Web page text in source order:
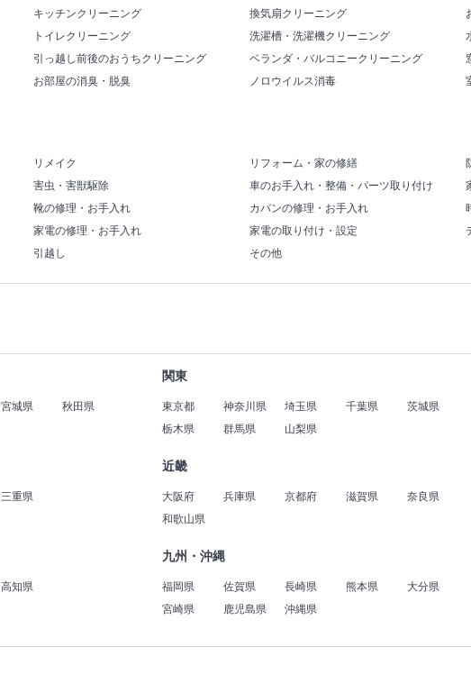
キッチンクリーニング 換気扇クリーニング
トイレクリーニング 洗濯槽・洗濯機クリーニング
引っ越し前後のおうちクリーニング ベランダ・バルコニークリーニング
お部屋の消臭・脱臭 ノロウイルス消毒
リメイク リフォーム・家の修繕
害虫・害獣駆除 車のお手入れ・整備・パーツ取り付け
靴の修理・お手入れ カバンの修理・お手入れ
家電の修理・お手入れ 家電の取り付け・設定
引越し その他
宮城県
秋田県
関東
東京都 神奈川県 埼玉県 千葉県
茨城県
栃木県
群馬県 山梨県
三重県
近畿
大阪府 兵庫県 京都府 滋賀県
奈良県
和歌山県
高知県
九州・沖縄
福岡県 佐賀県 長崎県 熊本県
大分県
宮崎県
鹿児島県 沖縄県